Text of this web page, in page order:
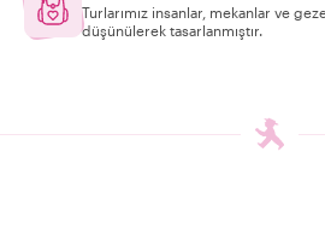
Turlarımız insanlar, mekanlar ve
düşünülerek tasarlanmıştır.